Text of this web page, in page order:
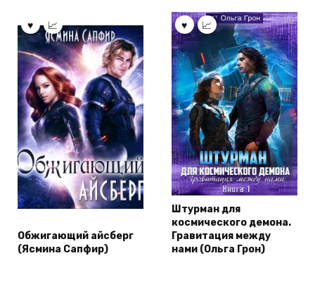
Обжигающий айсберг
(Ясмина Сапфир)
Штурман для
космического демона.
Гравитация между
нами (Ольга Грон)